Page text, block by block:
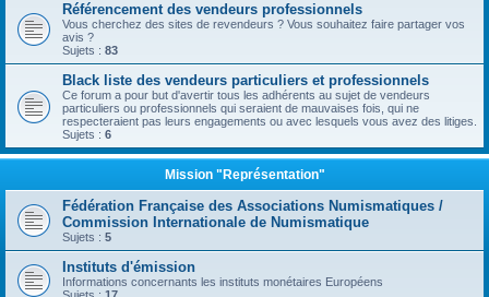
Référencement des vendeurs professionnels
Vous cherchez des sites de revendeurs ? Vous souhaitez faire partager vos
avis ?
Sujets : 83
Black liste des vendeurs particuliers et professionnels
Ce forum a pour but d'avertir tous les adhérents au sujet de vendeurs
particuliers ou professionnels qui seraient de mauvaises fois, qui ne
respecteraient pas leurs engagements ou avec lesquels vous avez des litiges.
Sujets : 6
Mission "Représentation"
Fédération Française des Associations Numismatiques /
Commission Internationale de Numismatique
Sujets : 5
Instituts d'émission
Informations concernants les instituts monétaires Européens